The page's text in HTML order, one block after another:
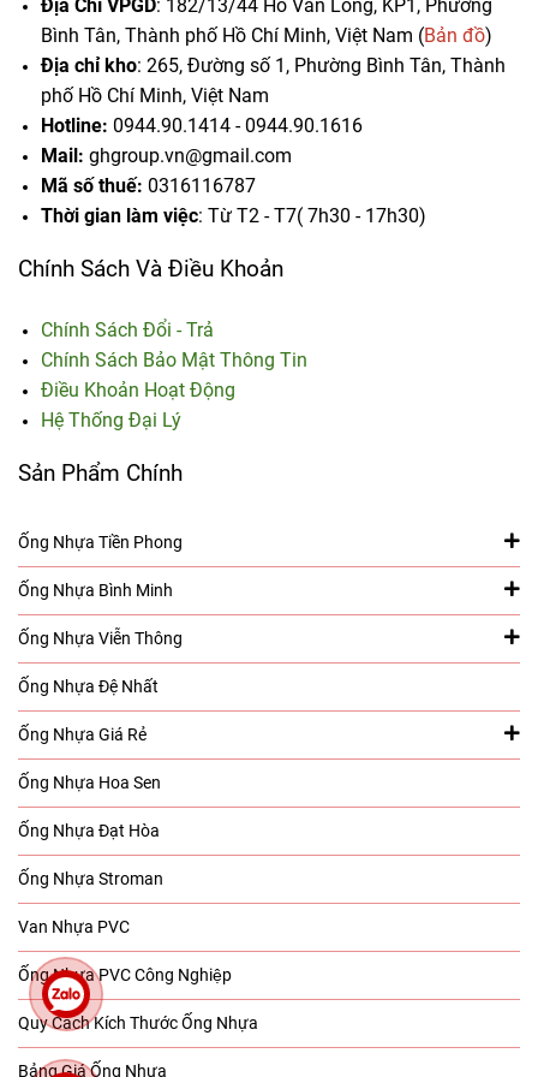
Địa Chỉ VPGD: 182/13/44 Hồ Văn Long, KP1, Phường
Bình Tân, Thành phố Hồ Chí Minh, Việt Nam (Bản đồ)
Địa chỉ kho: 265, Đường số 1, Phường Bình Tân, Thành
phố Hồ Chí Minh, Việt Nam
Hotline: 0944.90.1414 - 0944.90.1616
Mail: ghgroup.vn@gmail.com
Mã số thuế: 0316116787
Thời gian làm việc: Từ T2 - T7( 7h30 - 17h30)
Chính Sách Và Điều Khoản
Chính Sách Đổi - Trả
Chính Sách Bảo Mật Thông Tin
Điều Khoản Hoạt Động
Hệ Thống Đại Lý
Sản Phẩm Chính
Ống Nhựa Tiền Phong
Ống Nhựa Bình Minh
Ống Nhựa Viễn Thông
Ống Nhựa Đệ Nhất
Ống Nhựa Giá Rẻ
Ống Nhựa Hoa Sen
Ống Nhựa Đạt Hòa
Ống Nhựa Stroman
Van Nhựa PVC
Ống Nhựa PVC Công Nghiệp
Quy Cách Kích Thước Ống Nhựa
Bảng Giá Ống Nhựa